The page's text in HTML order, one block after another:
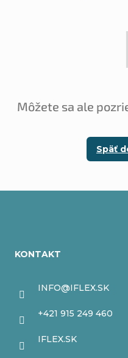
Môžete sa ale
Späť
KONTAKT
INFO@IFLEX.SK
+421 915 249 460
IFLEX.SK